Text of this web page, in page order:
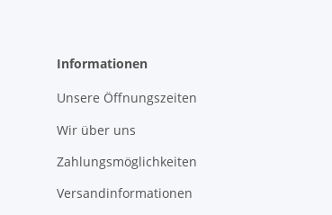
Informationen
Unsere Öffnungszeiten
Wir über uns
Zahlungsmöglichkeiten
Versandinformationen